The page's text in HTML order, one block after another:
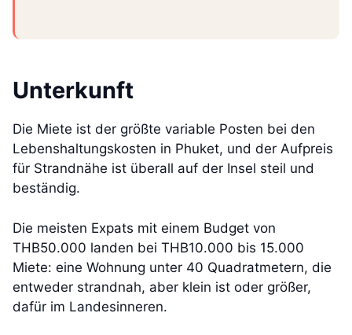
Unterkunft
Die Miete ist der größte variable Posten bei den
Lebenshaltungskosten in Phuket, und der Aufpreis
für Strandnähe ist überall auf der Insel steil und
beständig.
Die meisten Expats mit einem Budget von
THB50.000 landen bei THB10.000 bis 15.000
Miete: eine Wohnung unter 40 Quadratmetern, die
entweder strandnah, aber klein ist oder größer,
dafür im Landesinneren.